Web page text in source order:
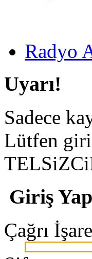
Radyo
Uyarı!
Sadece
Lütfen
Giriş Yap
Çağrı